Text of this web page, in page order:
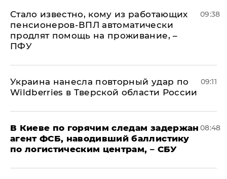
Стало известно, кому из работающих
пенсионеров-ВПЛ автоматически
продлят помощь на проживание, –
ПФУ
09:38
Украина нанесла повторный удар по
Wildberries в Тверской области России
09:11
В Киеве по горячим следам задержан
агент ФСБ, наводивший баллистику
по логистическим центрам, – СБУ
08:48